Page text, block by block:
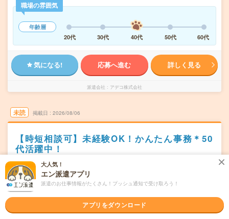
職場の雰囲気
年齢層
20代
30代 40代 50代 60代
気になる! 応募へ進む 詳しく見る
派遣会社 アデコ株式会社
未読 掲載日 2026/08/06
【時短相談可】未経験OK！かんたん事務＊50
代活躍中！
職種未経験OK
WEB登録OK 派遣
勤務地
愛知県津島市
津島駅から車8分／弥富駅から車15分／藤浪駅から車11分
／日比野(名鉄線)駅から徒歩20分／佐屋駅から車6分
大人気！
エン派遣アプリ
派遣のお仕事情報がたくさん！プッシュ通知で受け取ろう！
アプリをダウンロード